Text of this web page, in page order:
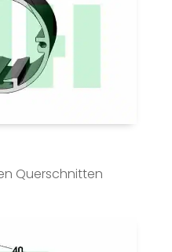
Querschnitten